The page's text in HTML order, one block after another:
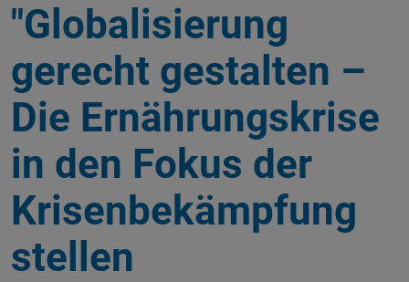
"Globalisierung
gerecht gestalten –
Die Ernährungskrise
in den Fokus der
Krisenbekämpfung
stellen